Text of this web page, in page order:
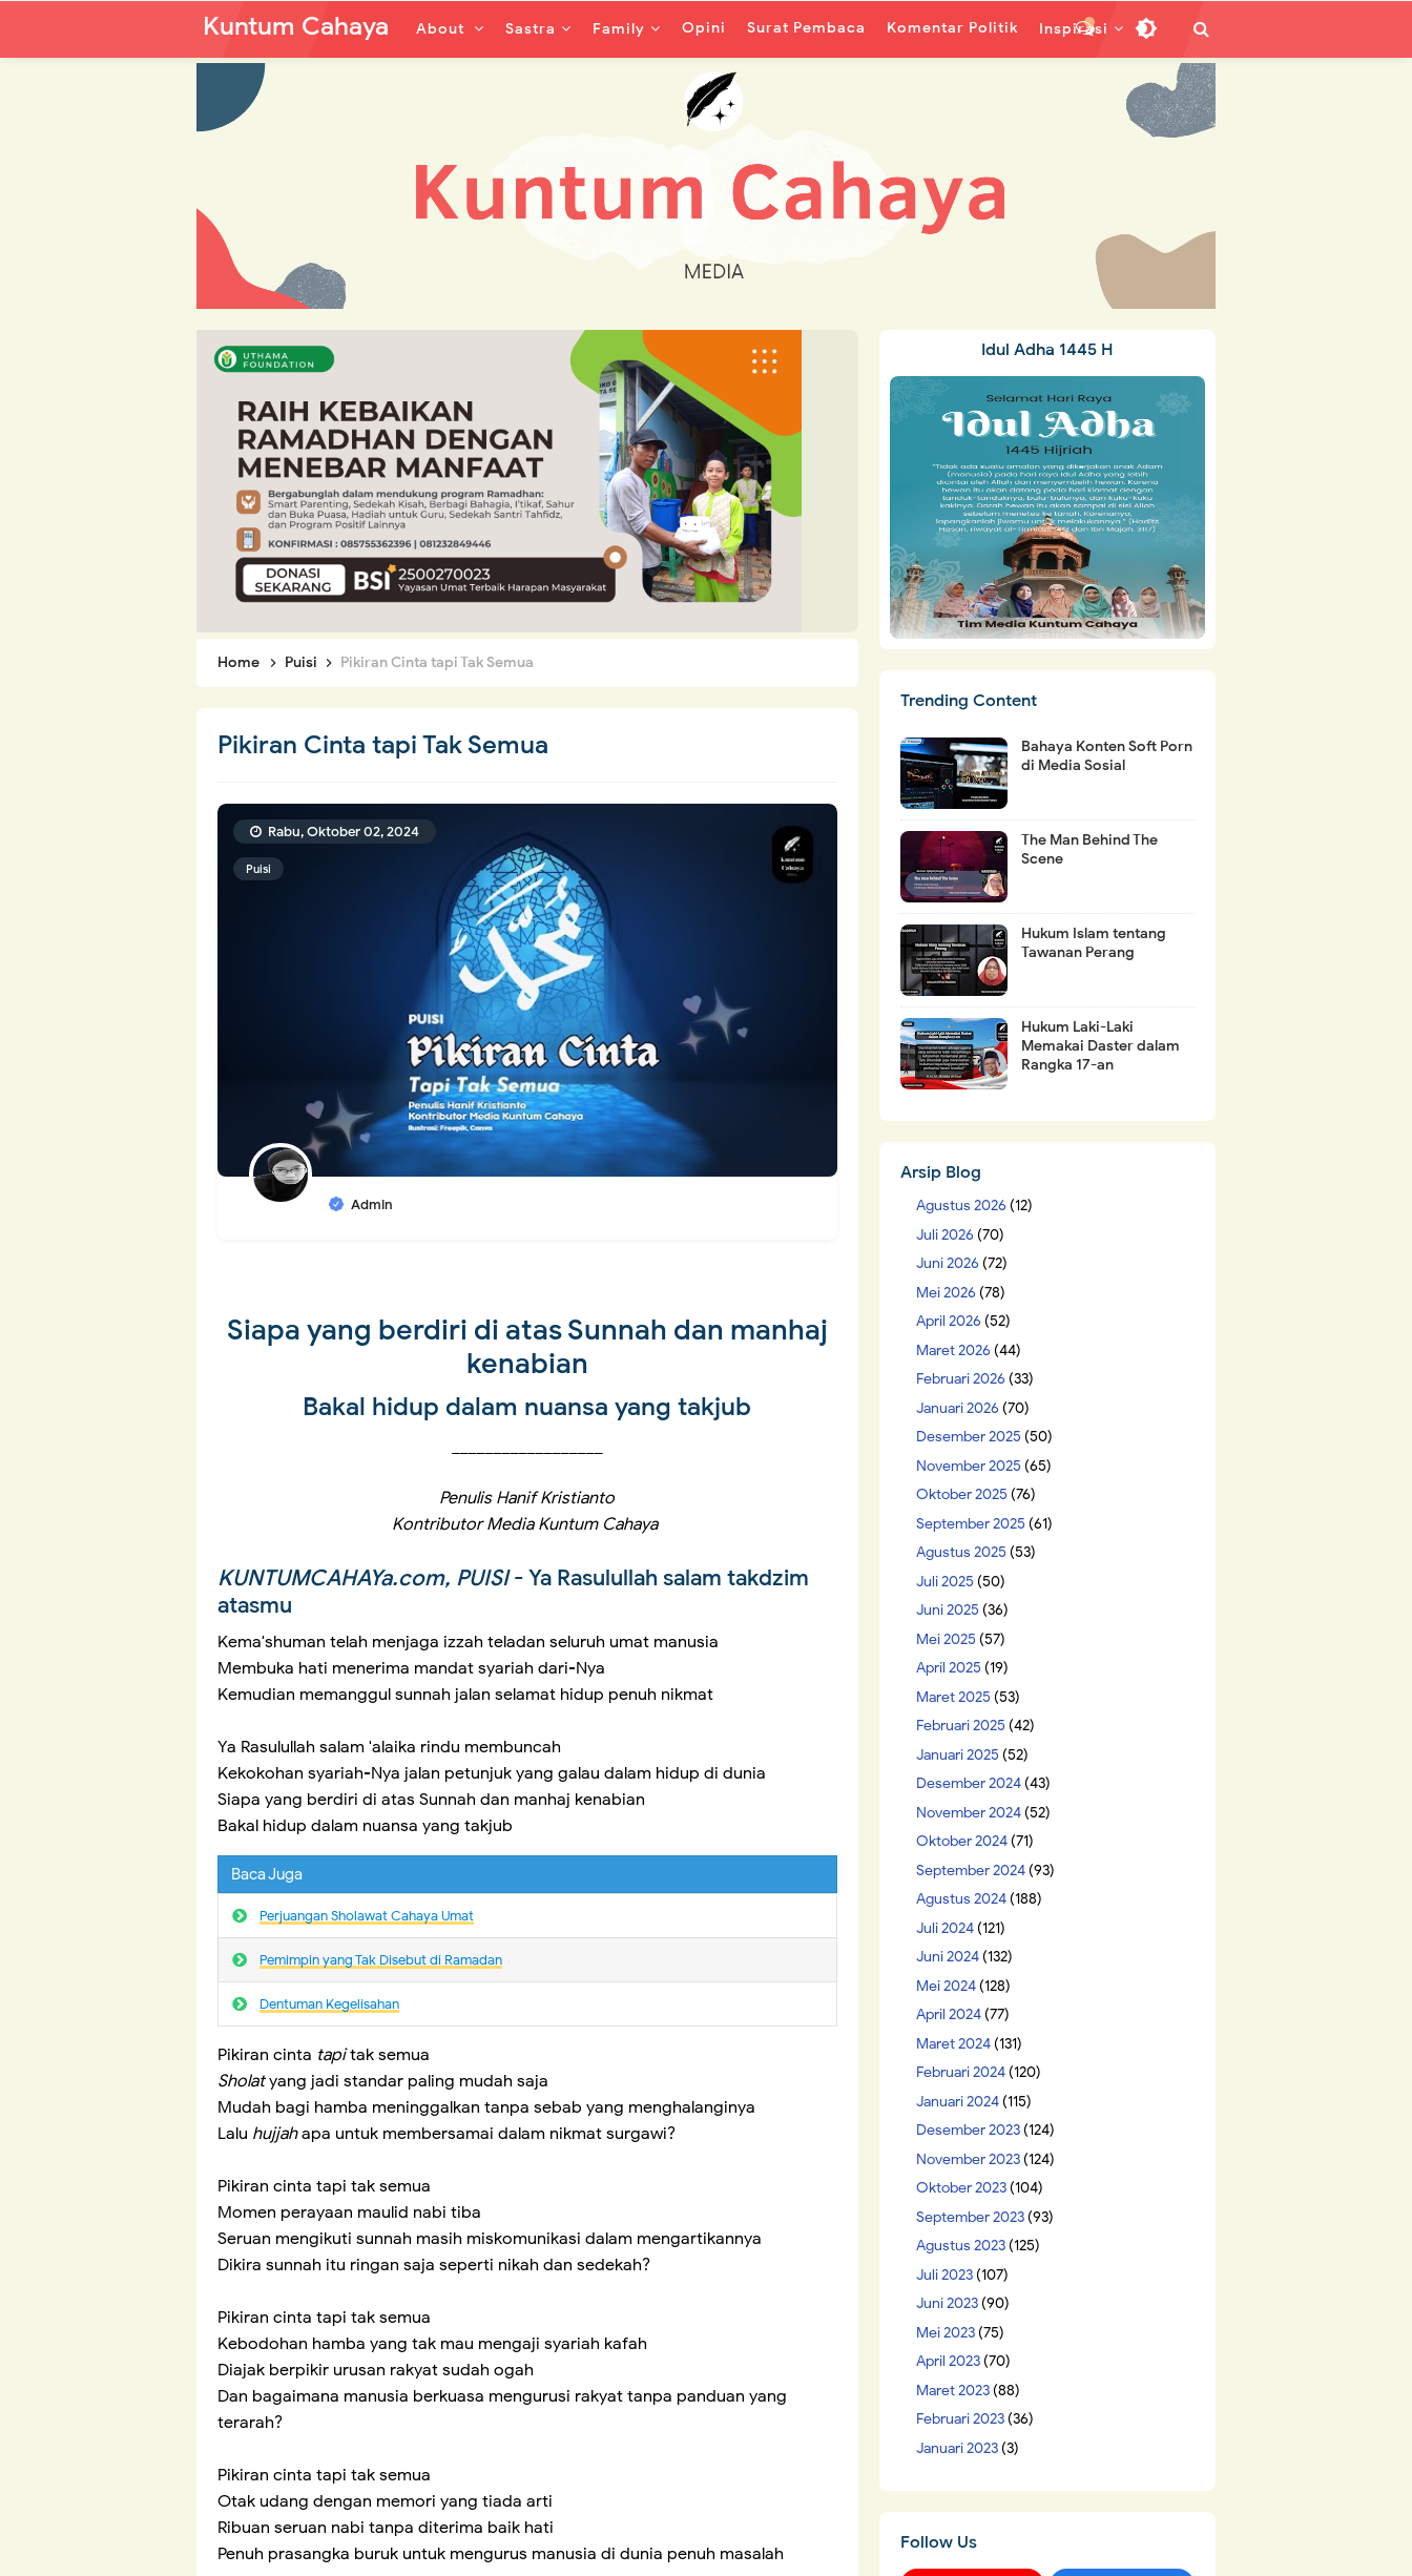
Kuntum Cahaya About Sastra Family Opini Surat Pembaca Komentar Politik Inspirasi
Home Puisi Pikiran Cinta tapi Tak Semua
Pikiran Cinta tapi Tak Semua
Puisi
Admin
Rabu, Oktober 02, 2024
Siapa yang berdiri di atas Sunnah dan manhaj
kenabian
Bakal hidup dalam nuansa yang takjub
Penulis Hanif Kristianto
Kontributor Media Kuntum Cahaya
KUNTUMCAHAYa.com, PUISI- Ya Rasulullah salam takdzim
atasmu
Kema'shuman telah menjaga izzah teladan seluruh umat manusia
Membuka hati menerima mandat syariah dari-Nya
Kemudian memanggul sunnah jalan selamat hidup penuh nikmat
Ya Rasulullah salam 'alaika rindu membuncah
Kekokohan syariah-Nya jalan petunjuk yang galau dalam hidup di dunia
Siapa yang berdiri di atas Sunnah dan manhaj kenabian
Bakal hidup dalam nuansa yang takjub
Baca Juga
Perjuangan Sholawat Cahaya Umat
Pemimpin yang Tak Disebut di Ramadan
Dentuman Kegelisahan
Pikiran cinta tapitak semua
Sholatyang jadi standar paling mudah saja
Mudah bagi hamba meninggalkan tanpa sebab yang menghalanginya
Lalu hujjahapa untuk membersamai dalam nikmat surgawi?
Pikiran cinta tapi tak semua
Momen perayaan maulid nabi tiba
Seruan mengikuti sunnah masih miskomunikasi dalam mengartikannya
Dikira sunnah itu ringan saja seperti nikah dan sedekah?
Pikiran cinta tapi tak semua
Kebodohan hamba yang tak mau mengaji syariah kafah
Diajak berpikir urusan rakyat sudah ogah
Dan bagaimana manusia berkuasa mengurusi rakyat tanpa panduan yang
terarah?
Pikiran cinta tapi tak semua
Otak udang dengan memori yang tiada arti
Ribuan seruan nabi tanpa diterima baik hati
Penuh prasangka buruk untuk mengurus manusia di dunia penuh masalah
Idul Adha 1445 H
Trending Content
Bahaya Konten Soft Porn
di Media Sosial
The Man Behind The
Scene
Hukum Islam tentang
Tawanan Perang
Hukum Laki-Laki
Memakai Daster dalam
Rangka 17-an
Arsip Blog
Agustus 2026 (12)
Juli 2026 (70)
Juni 2026 (72)
Mei 2026 (78)
April 2026 (52)
Maret 2026 (44)
Februari 2026 (33)
Januari 2026 (70)
Desember 2025 (50)
November 2025 (65)
Oktober 2025 (76)
September 2025 (61)
Agustus 2025 (53)
Juli 2025 (50)
Juni 2025 (36)
Mei 2025 (57)
April 2025 (19)
Maret 2025 (53)
Februari 2025 (42)
Januari 2025 (52)
Desember 2024(43)
November 2024(52)
Oktober 2024(71)
September 2024(93)
Agustus 2024(188)
Juli 2024(121)
Juni 2024(132)
Mei 2024(128)
April 2024(77)
Maret 2024(131)
Februari 2024(120)
Januari 2024(115)
Desember 2023(124)
November 2023(124)
Oktober 2023(104)
September 2023(93)
Agustus 2023(125)
Juli 2023(107)
Juni 2023(90)
Mei 2023(75)
April 2023(70)
Maret 2023(88)
Februari 2023(36)
Januari 2023(3)
Follow Us